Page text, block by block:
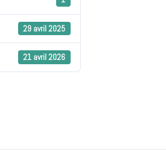
29 avril 2025
21 avril 2026